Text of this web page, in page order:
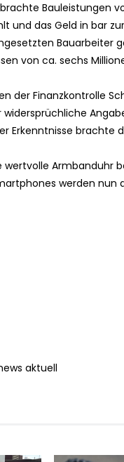
Bauleistungen
und das Geld in bar
Bauarbeiter
von ca. sechs
der Finanzkontrolle
Erkenntnisse brachte
wertvolle Armbanduhr
werden nun
aktuell